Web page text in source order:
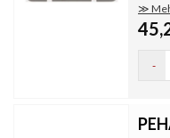
≫
-